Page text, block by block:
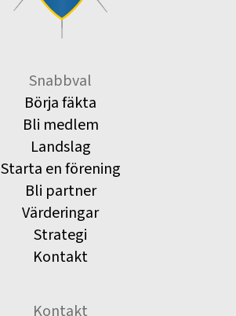
Snabbval
Börja fäkta
Bli medlem
Landslag
Starta en förening
Bli partner
Värderingar
Strategi
Kontakt
Kontakt